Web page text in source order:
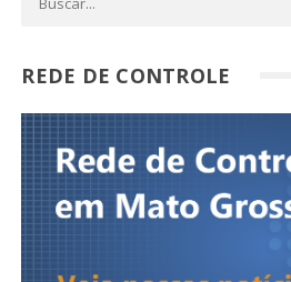
REDE DE CONTROLE